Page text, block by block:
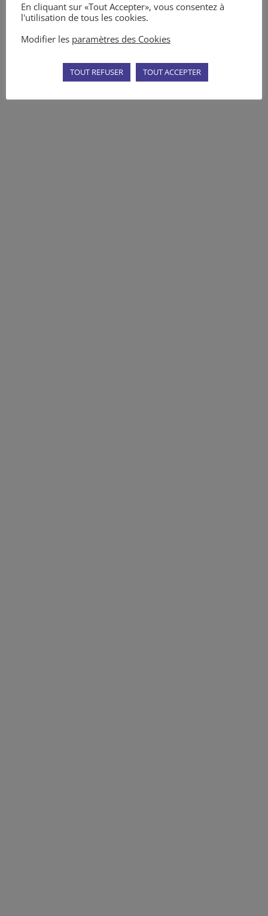
Les évènements d’AMI
Médiation
En cliquant sur «Tout Accepter», vous consentez à
l'utilisation de tous les cookies.
Modifier les paramètres des Cookies
TOUT REFUSER TOUT ACCEPTER